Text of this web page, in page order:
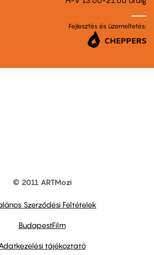
Fejlesztés és üzemeltetés:
© 2011 ARTMozi
Szerződési Feltételek
BudapestFilm
tájékoztató